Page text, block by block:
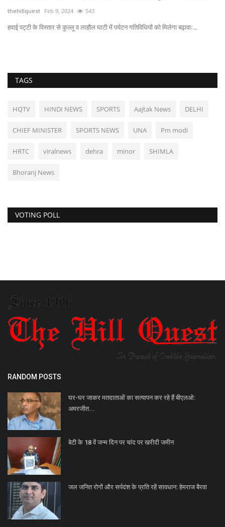
thehillquest Feb 9, 2024 543
हवाई पट्टी के विस्तार से कुल्लू व लाहौल घाटी में पर्यटन गतिविधियों को मिलेगा बढ़ावाः...
TAGS
HQTV HINDI NEWS SPORTS Aajtak News DELHI
CHIEF MINISTER SPORTS NEWS UNA Pm modi
HRTC viralnews dehra minor SHIMLA
Bhoranj News
VOTING POLL
RANDOM POSTS
घर-घर जाकर मतदाताओं का सत्यापन कर रहे हैं बीएलओ:
अमरजीत...
बेटी के 18 वें जन्म दिन पर चांद पर खरीदी जमीन
जल जनित रोगों और सर्पदंश के प्रति रहें सावधान: हेमराज बैरवा